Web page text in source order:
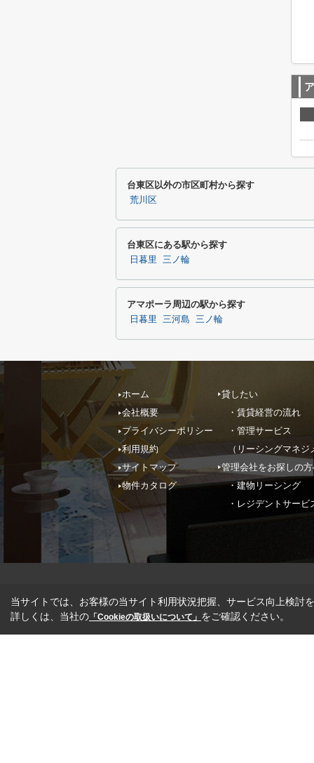
台東区以外の市区町村から探す
荒川区
台東区にある駅から探す
日暮里 三ノ輪
アマポーラ周辺の駅から探す
日暮里 三河島 三ノ輪
ホーム
会社概要
プライバシーポリシー
利用規約
サイトマップ
物件カタログ
貸したい
・賃貸経営の流れ
・管理サービス
（リーシングマネジ
管理会社をお探しの
・建物リーシング
・レジデントサービ
当サイトでは、お客様の当サイト利用状況把握、サービス向上検討
詳しくは、当社の 「Cookieの取扱いについて」 をご確認ください。